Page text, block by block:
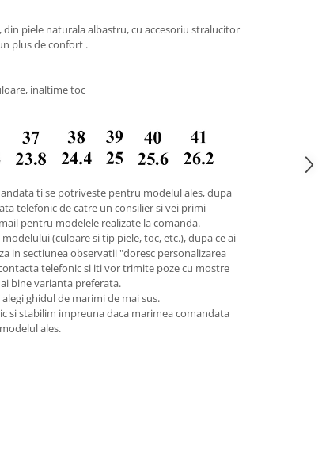
piele naturala albastru, cu accesoriu stralucitor
plus de confort .
inaltime toc
ti se potriveste pentru modelul ales, dupa
telefonic de catre un consilier si vei primi
pentru modelele realizate la comanda.
(culoare si tip piele, toc, etc.), dupa ce ai
in sectiunea observatii "doresc personalizarea
telefonic si iti vor trimite poze cu mostre
bine varianta preferata.
ghidul de marimi de mai sus.
si stabilim impreuna daca marimea comandata
ales.